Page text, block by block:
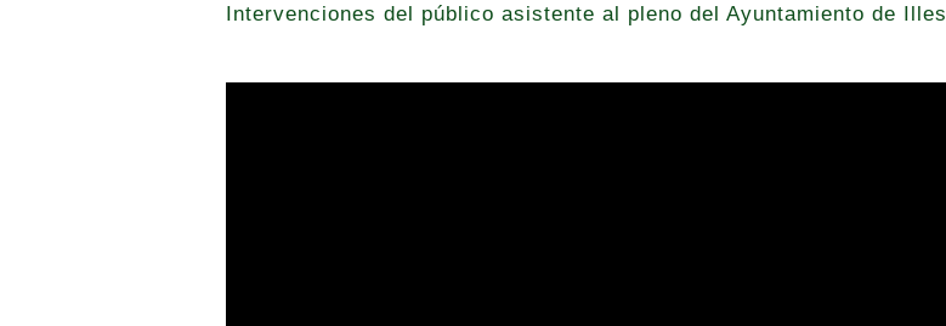
Intervenciones del público asistente al pleno del Ayuntamiento de